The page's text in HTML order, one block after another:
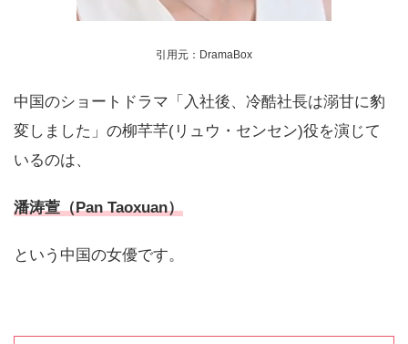
引用元：DramaBox
中国のショートドラマ「入社後、冷酷社長は溺甘に豹
変しました」の柳芊芊(リュウ・センセン)役を演じて
いるのは、
潘涛萱（Pan Taoxuan）
という中国の女優です。